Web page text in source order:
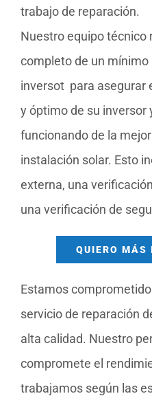
trabajo de reparación.
Nuestro equipo técnico
completo de un mínimo
inversot para asegurar
y óptimo de su inversor
funcionando de la
instalación solar. Esto
externa, una
una verificación de
QUIERO MÁS
Estamos
servicio de reparación
alta calidad. Nuestro
compromete el
trabajamos según las